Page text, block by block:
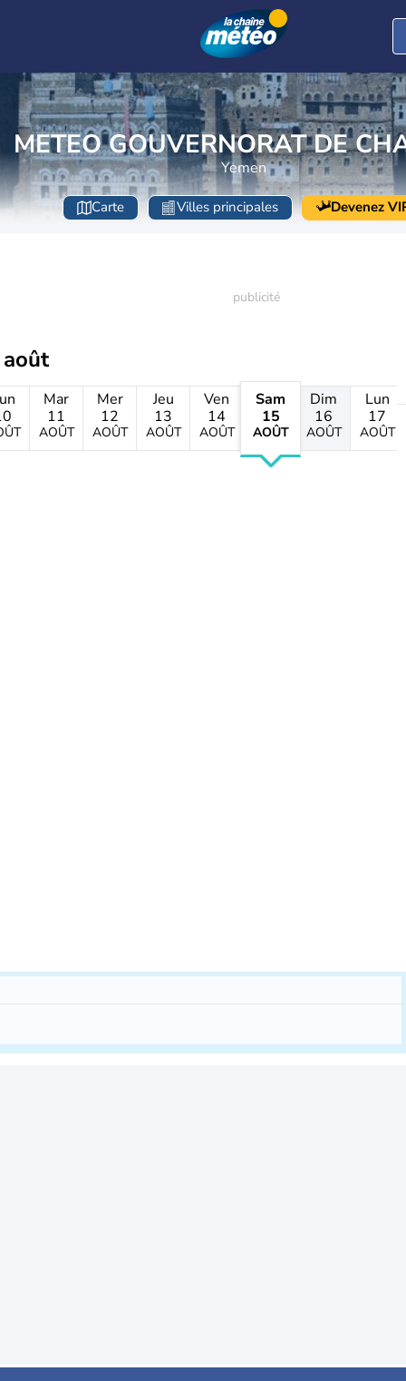
METEO GOUVERNORAT DE
Yemen
Carte Villes principales Devenez
Mar
11
AOÛT
Mer
12
AOÛT
Jeu
13
AOÛT
Ven
14
AOÛT
Sam
15
AOÛT
Dim
16
AOÛT
Lun
17
AOÛT